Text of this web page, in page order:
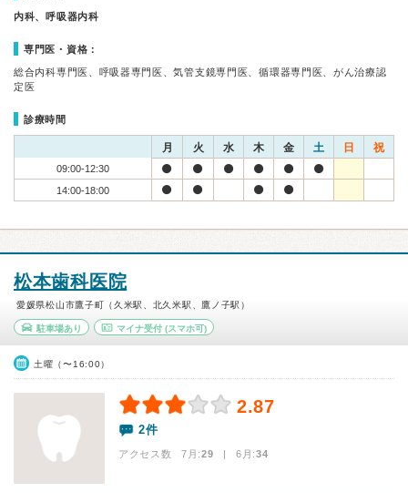
内科、呼吸器内科
専門医・資格：
総合内科専門医、呼吸器専門医、気管支鏡専門医、循環器専門医、がん治療認
定医
診療時間
月 火 水 木 金 土 日 祝
09:00-12:30
14:00-18:00
松本歯科医院
愛媛県松山市鷹子町（久米駅、北久米駅、鷹ノ子駅）
駐車場あり マイナ受付(スマホ可)
土曜（〜16:00）
2.87
2件
アクセス数 7月:29 | 6月:34